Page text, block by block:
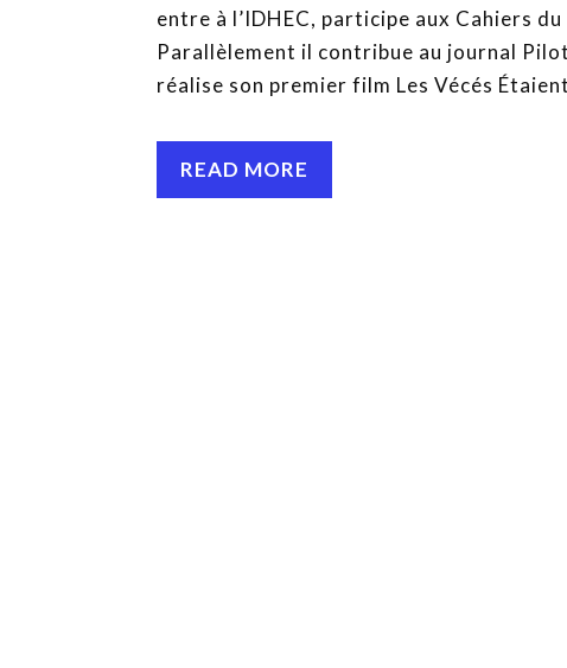
entre à l’IDHEC, participe aux Cahiers
Parallèlement il contribue au journal
réalise son premier film Les Vécés
READ MORE